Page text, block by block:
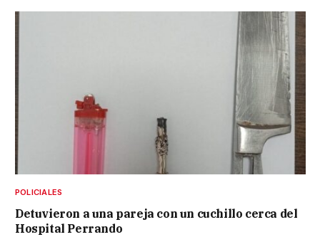
POLICIALES
Detuvieron a una pareja con un cuchillo cerca del
Hospital Perrando